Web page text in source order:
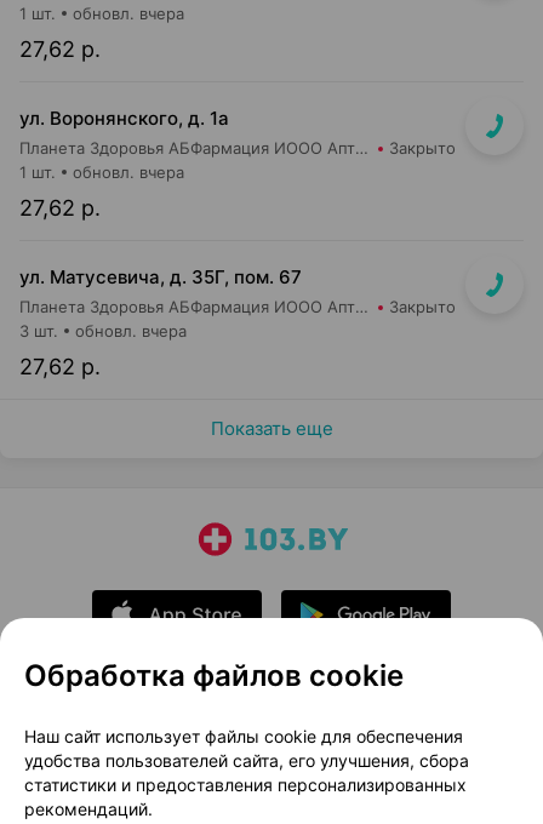
27,62 р.
1 шт. обновл. вчера
ул. Воронянского, д. 1а
Планета Здоровья АБФармация ИООО Аптека №15 Закрыто
27,62 р.
1 шт. обновл. вчера
ул. Матусевича, д. 35Г, пом. 67
Планета Здоровья АБФармация ИООО Аптека №21 Закрыто
27,62 р.
3 шт. обновл. вчера
Показать еще
О проекте
Новости проекта
Размещение рекламы
Медицинский маркетинг
Публичный договор
Доставка
Обработка файлов cookie
Наш сайт использует файлы cookie для обеспечения
удобства пользователей сайта, его улучшения, сбора
статистики и предоставления персонализированных
рекомендаций.